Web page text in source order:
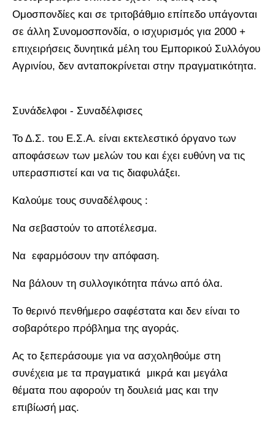
Ομοσπονδίες και σε τριτοβάθμιο επίπεδο υπάγονται
σε άλλη Συνομοσπονδία, ο ισχυρισμός για 2000 +
επιχειρήσεις δυνητικά μέλη του Εμπορικού Συλλόγου
Αγρινίου, δεν ανταποκρίνεται στην πραγματικότητα.
Συνάδελφοι - Συναδέλφισες
Το Δ.Σ. του Ε.Σ.Α. είναι εκτελεστικό όργανο των
αποφάσεων των μελών του και έχει ευθύνη να τις
υπερασπιστεί και να τις διαφυλάξει.
Καλούμε τους συναδέλφους :
Να σεβαστούν το αποτέλεσμα.
Να εφαρμόσουν την απόφαση.
Να βάλουν τη συλλογικότητα πάνω από όλα.
Το θερινό πενθήμερο σαφέστατα και δεν είναι το
σοβαρότερο πρόβλημα της αγοράς.
Ας το ξεπεράσουμε για να ασχοληθούμε στη
συνέχεια με τα πραγματικά μικρά και μεγάλα
θέματα που αφορούν τη δουλειά μας και την
επιβίωσή μας.